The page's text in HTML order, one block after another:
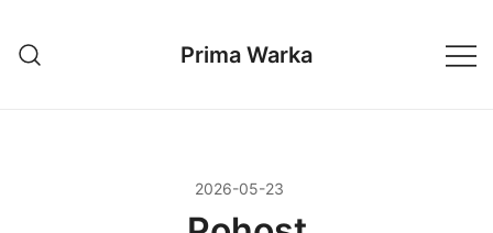
treści
Prima Warka
2026-05-23